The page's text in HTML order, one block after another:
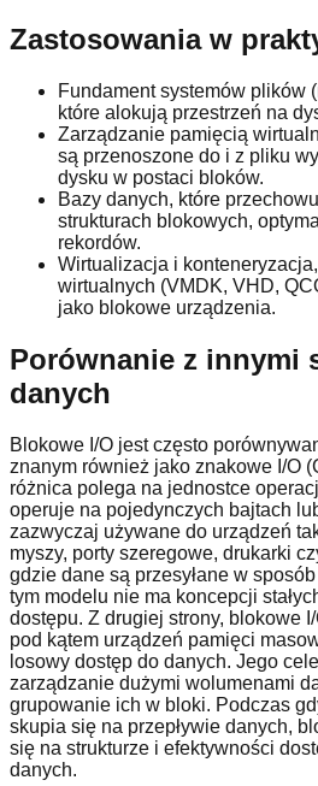
Zastosowania w
Fundament systemów plików
które alokują przestrzeń na
Zarządzanie pamięcią
są przenoszone do i z pliku
dysku w postaci bloków.
Bazy danych, które
strukturach blokowych,
rekordów.
Wirtualizacja i
wirtualnych (VMDK, VHD,
jako blokowe urządzenia.
Porównanie z innymi
danych
Blokowe I/O jest często
znanym również jako znakowe I/O
różnica polega na jednostce
operuje na pojedynczych bajtach
zazwyczaj używane do urządzeń
myszy, porty szeregowe, drukarki
gdzie dane są przesyłane w
tym modelu nie ma koncepcji
dostępu. Z drugiej strony, blokowe
pod kątem urządzeń pamięci
losowy dostęp do danych. Jego
zarządzanie dużymi wolumenami
grupowanie ich w bloki. Podczas
skupia się na przepływie danych,
się na strukturze i efektywności
danych.